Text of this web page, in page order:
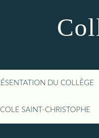
DU COLLÈGE
SAINT-CHRISTOPHE